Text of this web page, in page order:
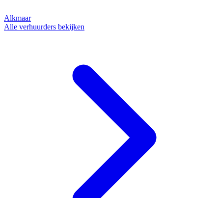
Alkmaar
Alle verhuurders bekijken